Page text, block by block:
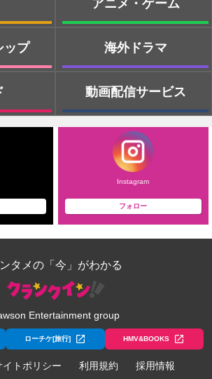
ップ
アニメ・ゲーム
海外ドラマ
動画配信サービス
Instagram
フォロー
タメの「今」がわかる
Entertainment group
ローチケ[旅行] HMV&BOOKS
イトポリシー 利用規約 採用情報